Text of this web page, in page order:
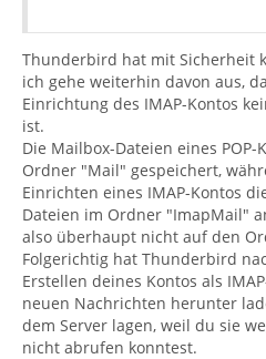
Thunderbird hat mit Sicherheit
ich gehe weiterhin davon aus,
Einrichtung des IMAP-Kontos
ist.
Die Mailbox-Dateien eines
Ordner "Mail" gespeichert,
Einrichten eines IMAP-Kontos
Dateien im Ordner "ImapMail"
also überhaupt nicht auf den
Folgerichtig hat Thunderbird
Erstellen deines Kontos als
neuen Nachrichten herunter
dem Server lagen, weil du sie
nicht abrufen konntest.